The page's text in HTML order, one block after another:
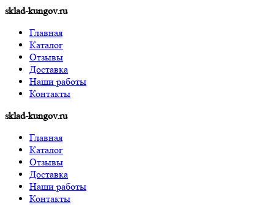
sklad-kungov.ru
Главная
Каталог
Отзывы
Доставка
Наши работы
Контакты
sklad-kungov.ru
Главная
Каталог
Отзывы
Доставка
Наши работы
Контакты